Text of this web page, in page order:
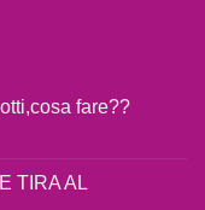
fare??
TIRA AL